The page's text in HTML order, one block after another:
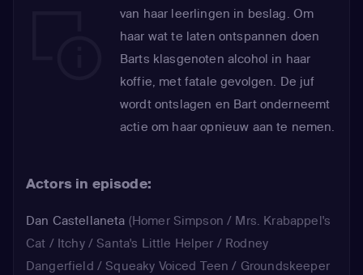
van haar leerlingen in beslag. Om
haar wat te laten ontspannen doen
Barts klasgenoten alcohol in haar
koffie, met fatale gevolgen. De juf
wordt ontslagen en Bart onderneemt
actie om haar opnieuw aan te nemen.
Actors in episode:
Dan Castellaneta (Homer Simpson / Mrs. Krabappel's
Cat / Itchy / Santa's Little Helper / Rodney
Dangerfield / Squeaky Voiced Teen / Groundskeeper